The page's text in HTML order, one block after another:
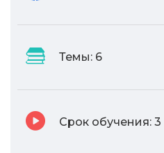
Темы: 6
Срок обучения: 3